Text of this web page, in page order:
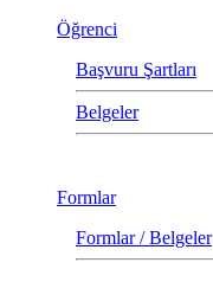
Öğrenci
Başvuru Şartları
Belgeler
Formlar
Formlar / Belgeler